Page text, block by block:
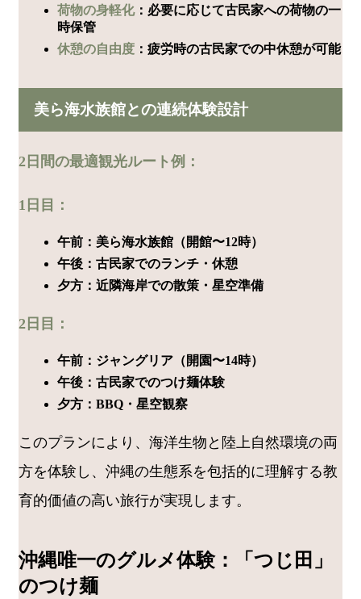
荷物の身軽化：必要に応じて古民家への荷物の一
時保管
休憩の自由度 ：疲労時の古民家での中休憩が可能
美ら海水族館との連続体験設計
2日間の最適観光ルート例：
1日目：
午前：美ら海水族館（開館〜12時）
午後：古民家でのランチ・休憩
夕方：近隣海岸での散策・星空準備
2日目：
午前：ジャングリア（開園〜14時）
午後：古民家でのつけ麺体験
夕方：BBQ・星空観察
このプランにより、海洋生物と陸上自然環境の両
方を体験し、沖縄の生態系を包括的に理解する教
育的価値の高い旅行が実現します。
沖縄唯一のグルメ体験：「つじ田」
のつけ麺